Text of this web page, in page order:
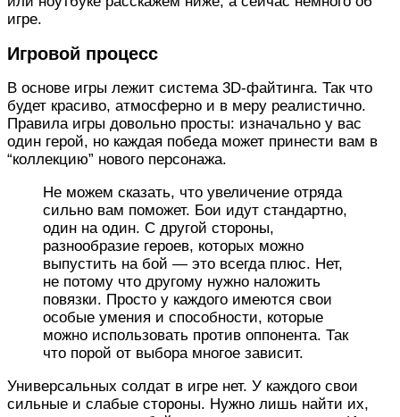
игре.
Игровой процесс
В основе игры лежит система 3D-файтинга. Так что
будет красиво, атмосферно и в меру реалистично.
Правила игры довольно просты: изначально у вас
один герой, но каждая победа может принести вам в
“коллекцию” нового персонажа.
Не можем сказать, что увеличение отряда
сильно вам поможет. Бои идут стандартно,
один на один. С другой стороны,
разнообразие героев, которых можно
выпустить на бой — это всегда плюс. Нет,
не потому что другому нужно наложить
повязки. Просто у каждого имеются свои
особые умения и способности, которые
можно использовать против оппонента. Так
что порой от выбора многое зависит.
Универсальных солдат в игре нет. У каждого свои
сильные и слабые стороны. Нужно лишь найти их,